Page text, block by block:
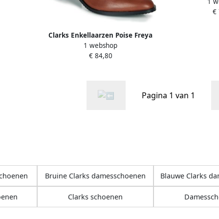
Clarks Enkellaarzen Poise Freya
1 webshop
€ 84,80
€
Pagina 1 van 1
Bruine Clarks damesschoenen Blauwe Clarks
Clarks schoenen